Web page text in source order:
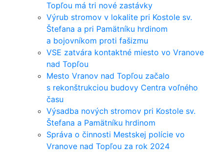
Topľou má tri nové zastávky
Výrub stromov v lokalite pri Kostole sv.
Štefana a pri Pamätníku hrdinom
a bojovníkom proti fašizmu
VSE zatvára kontaktné miesto vo Vranove
nad Topľou
Mesto Vranov nad Topľou začalo
s rekonštrukciou budovy Centra voľného
času
Výsadba nových stromov pri Kostole sv.
Štefana a Pamätníku hrdinom
Správa o činnosti Mestskej polície vo
Vranove nad Topľou za rok 2024